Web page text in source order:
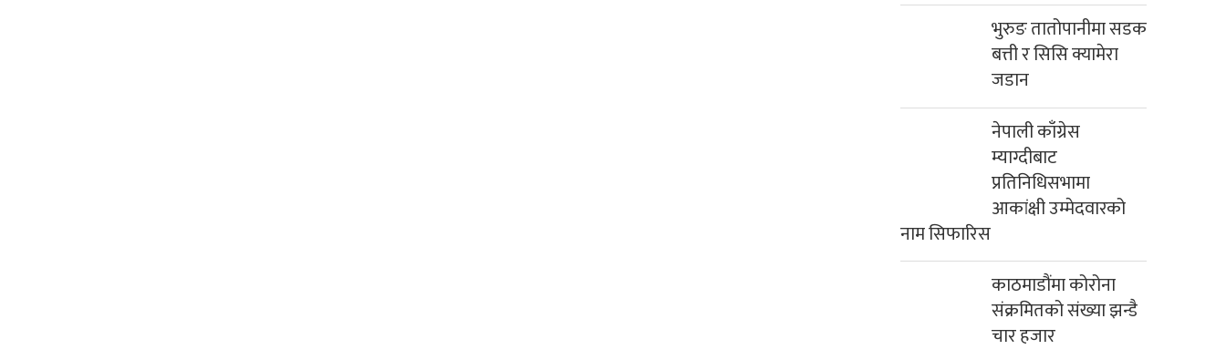
भुरुङ तातोपानीमा सडक
बत्ती र सिसि क्यामेरा
जडान
नेपाली काँग्रेस
म्याग्दीबाट
प्रतिनिधिसभामा
आकांक्षी उम्मेदवारको
नाम सिफारिस
काठमाडौंमा कोरोना
संक्रमितको संख्या झन्डै
चार हजार